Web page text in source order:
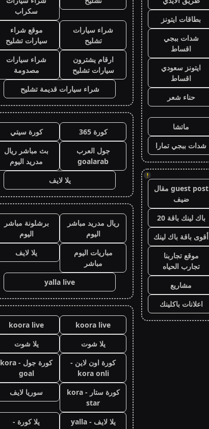
بطاقات ايتونز
شدات ببجي
اقساط
ايتونز سعودي
اقساط
حناء شعر
ماتشا
شدات ببجي تمارا
!
guest post مقال
ضيف
باك لينك باقة 20
أقوى باقة باك لينك
موقع تجاربنا
تجارب الحياه
مشاريع
اعلانات باكلينك
سكراب
شراء سيارات
تشليح
موقع شراء
سيارات تشليح
ارقام يشترون
سيارات تشليح
شراء سيارات
مصدومة
شراء سيارات قديمة تشليح
كورة 365
كورة سيتي
جول العرب
goalarab
بث مباشر ريال
مدريد اليوم
يلا لايف
ريال مدريد مباشر
اليوم
برشلونة مباشر
اليوم
مباريات اليوم
مباشر
يلا لايف
yalla live
koora live
koora live
يلا شوت
يلا شوت
كورة اون لاين -
kora onli
كورة جول - kora
goal
كورة ستار - kora
star
سوريا لايف
يلا لايف - yalla
يلا كورة -